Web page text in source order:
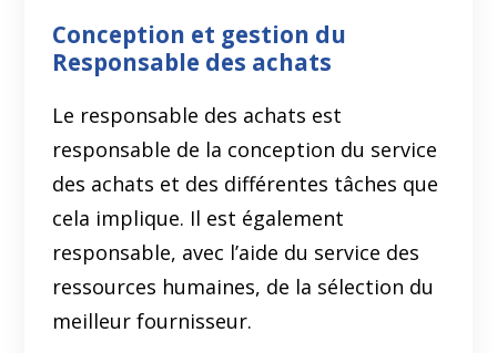
Conception et gestion du
Responsable des achats
Le responsable des achats est
responsable de la conception du service
des achats et des différentes tâches que
cela implique. Il est également
responsable, avec l’aide du service des
ressources humaines, de la sélection du
meilleur fournisseur.